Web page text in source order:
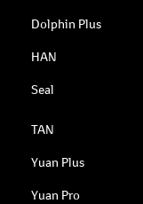
Dolphin Plus
HAN
Seal
TAN
Yuan Plus
Yuan Pro